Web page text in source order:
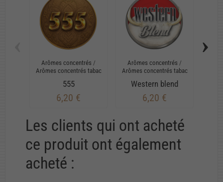
Arômes concentrés /
Arômes concentrés tabac
555
6,20 €
Arômes concentrés /
Arômes concentrés tabac
Western blend
6,20 €
›
Les clients qui ont acheté
ce produit ont également
acheté :